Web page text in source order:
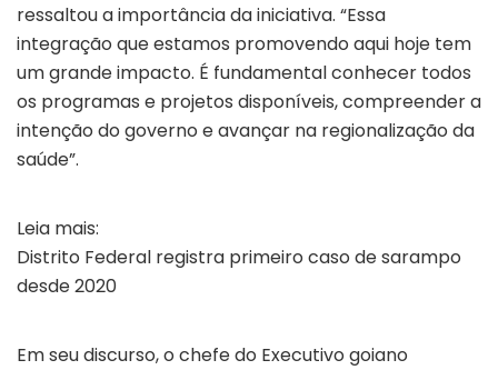
ressaltou a importância da iniciativa. “Essa
integração que estamos promovendo aqui hoje tem
um grande impacto. É fundamental conhecer todos
os programas e projetos disponíveis, compreender a
intenção do governo e avançar na regionalização da
saúde”.
Leia mais:
Distrito Federal registra primeiro caso de sarampo
desde 2020
Em seu discurso, o chefe do Executivo goiano